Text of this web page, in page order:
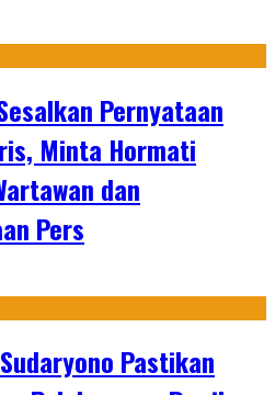
Pernyataan
Minta Hormati
dan
Pers
Pastikan